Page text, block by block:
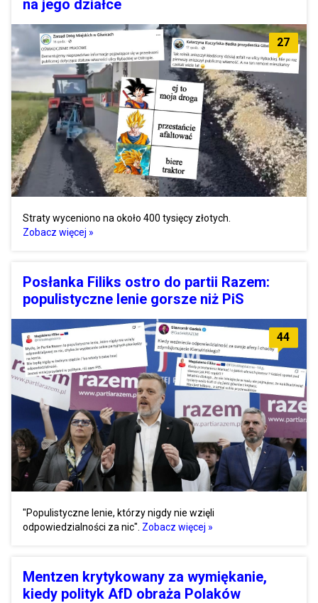
na jego działce
27
Straty wyceniono na około 400 tysięcy złotych.
Zobacz więcej »
Posłanka Filiks ostro do partii Razem:
populistyczne lenie gorsze niż PiS
44
"Populistyczne lenie, którzy nigdy nie wzięli
odpowiedzialności za nic". Zobacz więcej »
Mentzen krytykowany za wymiękanie,
kiedy polityk AfD obraża Polaków